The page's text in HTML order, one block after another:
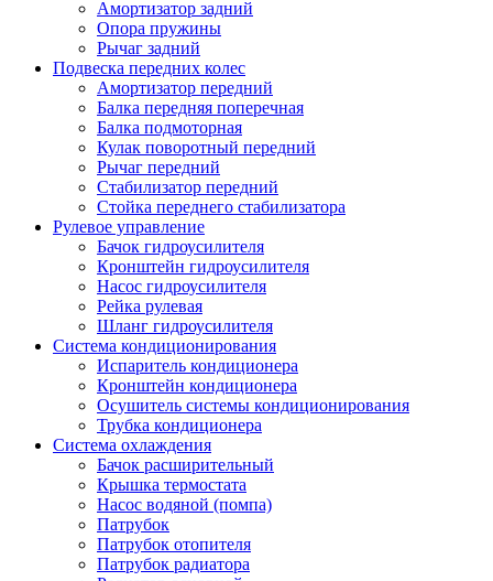
Амортизатор задний
Опора пружины
Рычаг задний
Подвеска передних колес
Амортизатор передний
Балка передняя поперечная
Балка подмоторная
Кулак поворотный передний
Рычаг передний
Стабилизатор передний
Стойка переднего стабилизатора
Рулевое управление
Бачок гидроусилителя
Кронштейн гидроусилителя
Насос гидроусилителя
Рейка рулевая
Шланг гидроусилителя
Система кондиционирования
Испаритель кондиционера
Кронштейн кондиционера
Осушитель системы кондиционирования
Трубка кондиционера
Система охлаждения
Бачок расширительный
Крышка термостата
Насос водяной (помпа)
Патрубок
Патрубок отопителя
Патрубок радиатора